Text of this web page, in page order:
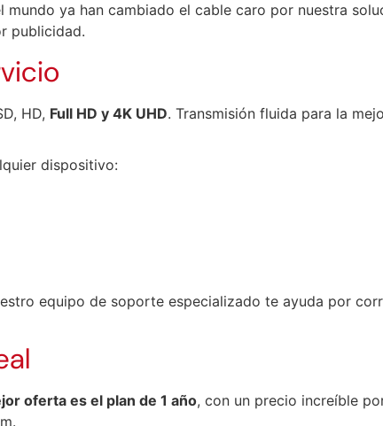
ya han cambiado el cable caro por nuestra
publicidad.
HD, Full HD y 4K UHD. Transmisión fluida para la
dispositivo:
equipo de soporte especializado te ayuda por
oferta es el plan de 1 año, con un precio increíble